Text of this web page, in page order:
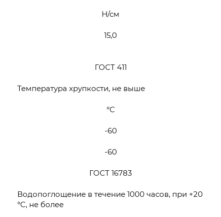
Н/см
15,0
ГОСТ 411
Температура хрупкости, не выше
°С
-60
-60
ГОСТ 16783
Водопоглощение в течение 1000 часов, при +20
°C, не более